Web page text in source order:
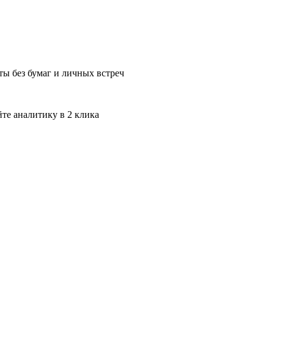
без бумаг и личных встреч
аналитику в 2 клика